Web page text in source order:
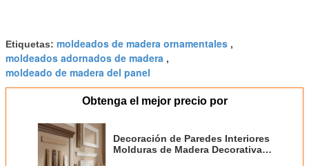
Etiquetas: moldeados de madera ornamentales ,
moldeados adornados de madera ,
moldeado de madera del panel
Obtenga el mejor precio por
Decoración de Paredes Interiores
Molduras de Madera Decorativas